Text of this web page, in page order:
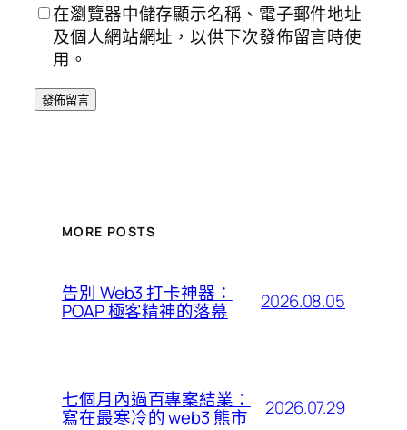
在瀏覽器中儲存顯示名稱、電子郵件地址
及個人網站網址，以供下次發佈留言時使
用。
MORE POSTS
告別 Web3 打卡神器：
POAP 極客精神的落幕 2026.08.05
七個月內過百專案結業：
寫在最寒冷的 web3 熊市 2026.07.29